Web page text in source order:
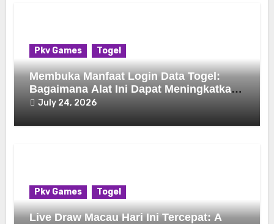
Pkv Games Togel
Membuka Manfaat Login Data Togel:
Bagaimana Alat Ini Dapat Meningkatkan
Pengalaman Bermain Game Anda
July 24, 2026
Pkv Games Togel
Live Draw Macau Hari Ini Tercepat: A